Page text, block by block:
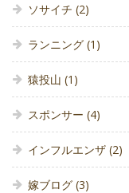
ソサイチ (2)
ランニング (1)
猿投山 (1)
スポンサー (4)
インフルエンザ (2)
嫁ブログ (3)